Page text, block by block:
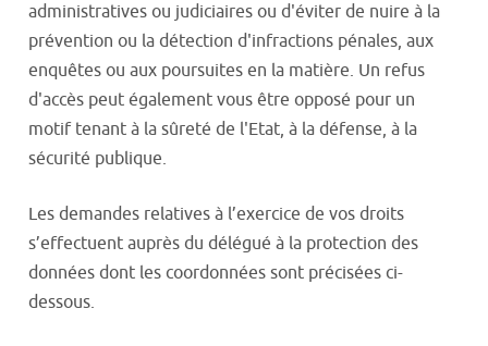
administratives ou judiciaires ou d'éviter de nuire à la
prévention ou la détection d'infractions pénales, aux
enquêtes ou aux poursuites en la matière. Un refus
d'accès peut également vous être opposé pour un
motif tenant à la sûreté de l'Etat, à la défense, à la
sécurité publique.
Les demandes relatives à l’exercice de vos droits
s’effectuent auprès du délégué à la protection des
données dont les coordonnées sont précisées ci-
dessous.